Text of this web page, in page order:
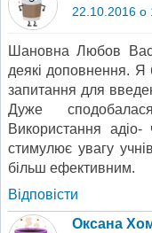
22.10.2016 о
Шановна Любов
деякі доповнення. Я
запитання для
Дуже
Використання адіо-
стимулює увагу
більш ефективним.
Відповіcти
Оксана